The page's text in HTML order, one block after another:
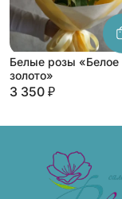
Белые розы «Белое
золото»
3 350 ₽